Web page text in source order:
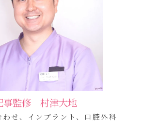
事監修 村津大地
せ、インプラント、口腔外科